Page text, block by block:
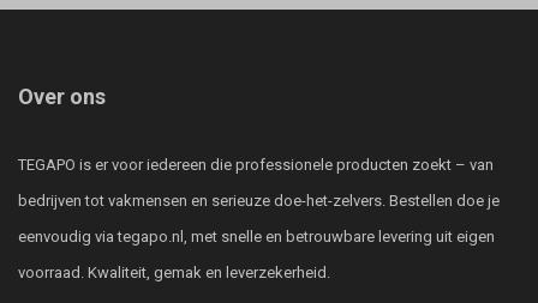
Over ons
TEGAPO is er voor iedereen die professionele producten zoekt – van
bedrijven tot vakmensen en serieuze doe-het-zelvers. Bestellen doe je
eenvoudig via tegapo.nl, met snelle en betrouwbare levering uit eigen
voorraad. Kwaliteit, gemak en leverzekerheid.